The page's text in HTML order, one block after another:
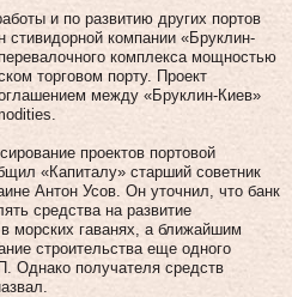
и по развитию других портов
компании «Бруклин-
комплекса мощностью
торговом порту. Проект
между «Бруклин-Киев»
проектов портовой
«Капиталу» старший советник
Антон Усов. Он уточнил, что банк
средства на развитие
морских гаванях, а ближайшим
строительства еще одного
Однако получателя средств